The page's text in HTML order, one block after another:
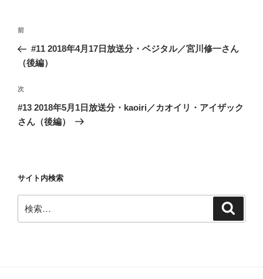
投
ナ
ゲ
ー
シ
前
の
投
前
#11 2018年4月17日放送分・ベジタル／宮川修一さん
（後編）
次
の
投
次
#13 2018年5月1日放送分・kaoiri／カオイリ・アイザック
さん（後編）
サイト内検索
索: